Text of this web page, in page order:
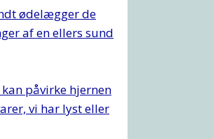
ødelægger de
af en ellers sund
påvirke hjernen
vi har lyst eller